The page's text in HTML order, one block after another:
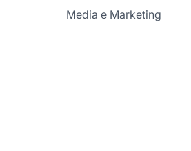
Media e Marketing